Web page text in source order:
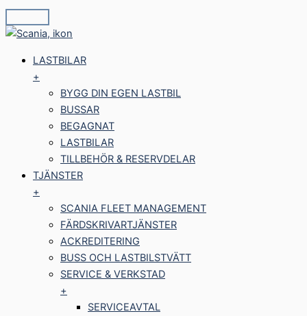
LASTBILAR
+
BYGG DIN EGEN LASTBIL
BUSSAR
BEGAGNAT
LASTBILAR
TILLBEHÖR & RESERVDELAR
TJÄNSTER
+
SCANIA FLEET MANAGEMENT
FÄRDSKRIVARTJÄNSTER
ACKREDITERING
BUSS OCH LASTBILSTVÄTT
SERVICE & VERKSTAD
+
SERVICEAVTAL